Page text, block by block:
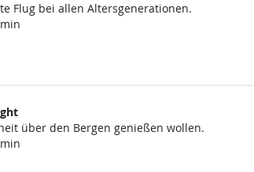
Flug bei allen Altersgenerationen.
über den Bergen genießen wollen.